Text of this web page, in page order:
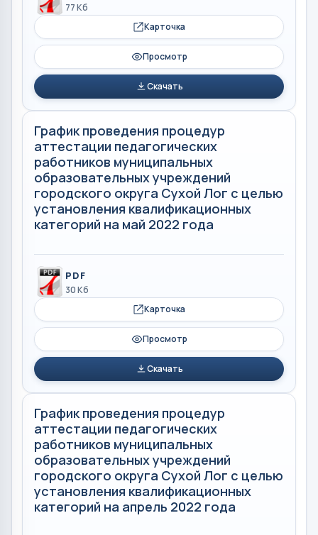
77 Кб
Карточка
Просмотр
Скачать
График проведения процедур
аттестации педагогических
работников муниципальных
образовательных учреждений
городского округа Сухой Лог с целью
установления квалификационных
категорий на май 2022 года
PDF
30 Кб
Карточка
Просмотр
Скачать
График проведения процедур
аттестации педагогических
работников муниципальных
образовательных учреждений
городского округа Сухой Лог с целью
установления квалификационных
категорий на апрель 2022 года